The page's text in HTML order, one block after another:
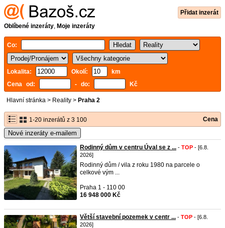
Přidat inzerát
Oblíbené inzeráty, Moje inzeráty
Co:
Lokalita: Okolí:
km
Cena od:
- do: Kč
Hlavní stránka > Reality > Praha 2
1-20 inzerátů z 3 100 Cena
Nové inzeráty e-mailem
Rodinný dům v centru Úval se z ... - TOP - [6.8.
2026]
Rodinný dům / vila z roku 1980 na parcele o
celkové vým ...
Praha 1 - 110 00
16 948 000 Kč
Větší stavební pozemek v centr ... - TOP - [6.8.
2026]